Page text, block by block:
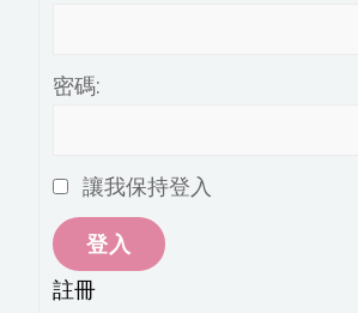
密碼:
讓我保持登入
登入
註冊